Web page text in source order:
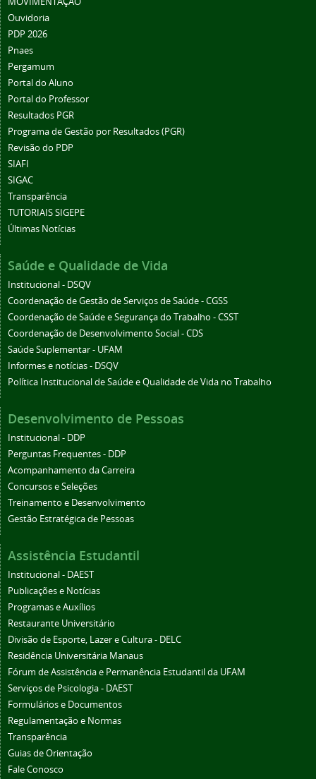
Ouvidoria
PDP 2026
Pnaes
Pergamum
Portal do Aluno
Portal do Professor
Resultados PGR
Programa de Gestão por Resultados (PGR)
Revisão do PDP
SIAFI
SIGAC
Transparência
TUTORIAIS SIGEPE
Últimas Notícias
Saúde e Qualidade de Vida
Institucional - DSQV
Coordenação de Gestão de Serviços de Saúde - CGSS
Coordenação de Saúde e Segurança do Trabalho - CSST
Coordenação de Desenvolvimento Social - CDS
Saúde Suplementar - UFAM
Informes e notícias - DSQV
Política Institucional de Saúde e Qualidade de Vida no Trabalho
Desenvolvimento de Pessoas
Institucional - DDP
Perguntas Frequentes - DDP
Acompanhamento da Carreira
Concursos e Seleções
Treinamento e Desenvolvimento
Gestão Estratégica de Pessoas
Assistência Estudantil
Institucional - DAEST
Publicações e Notícias
Programas e Auxílios
Restaurante Universitário
Divisão de Esporte, Lazer e Cultura - DELC
Residência Universitária Manaus
Fórum de Assistência e Permanência Estudantil da UFAM
Serviços de Psicologia - DAEST
Formulários e Documentos
Regulamentação e Normas
Transparência
Guias de Orientação
Fale Conosco